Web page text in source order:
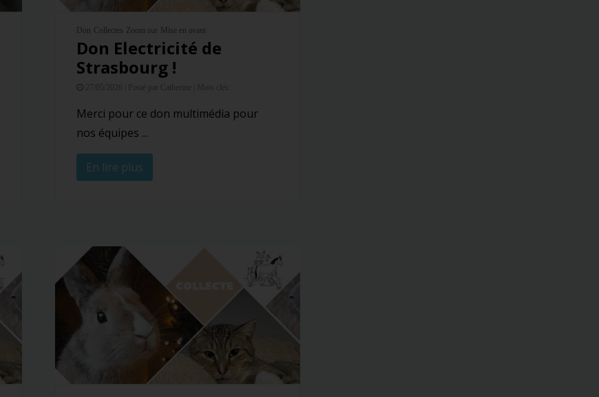
Don Collectes Zoom sur Mise en avant
Don Electricité de
Strasbourg !
27/05/2026 | Posté par Catherine | Mots clés:
Merci pour ce don multimédia pour
nos équipes ...
En lire plus